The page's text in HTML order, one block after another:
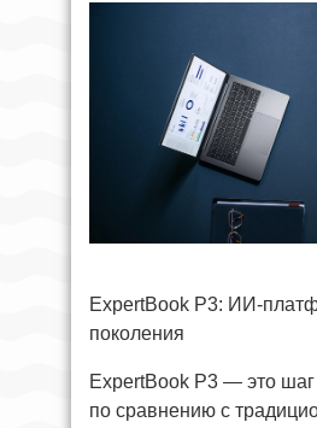
ExpertBook P3: ИИ-
поколения
ExpertBook P3 — это
по сравнению с